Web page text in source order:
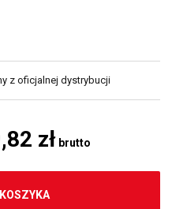
z oficjalnej dystrybucji
zł brutto